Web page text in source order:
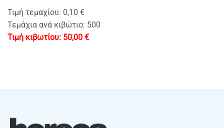
Τιμή τεμαχίου: 0,10 €
Τεμάχια ανά κιβώτιο: 500
50,00 €